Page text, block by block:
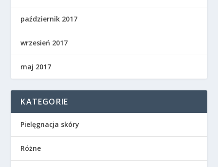
październik 2017
wrzesień 2017
maj 2017
KATEGORIE
Pielęgnacja skóry
Różne